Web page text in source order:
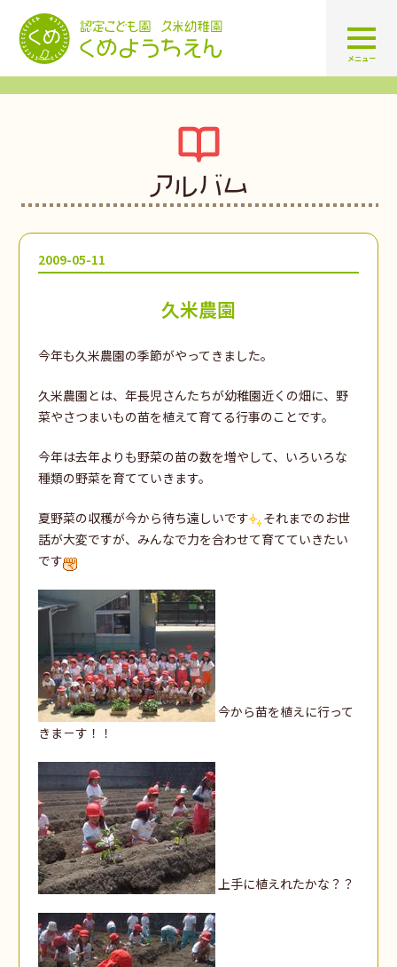
認定こども園 学校法人久米幼
メニュー
アルバム
2009-05-11
久米農園
今年も久米農園の季節がやってきました。
久米農園とは、年長児さんたちが幼稚園近くの畑に、野
菜やさつまいもの苗を植えて育てる行事のことです。
今年は去年よりも野菜の苗の数を増やして、いろいろな
種類の野菜を育てていきます。
夏野菜の収穫が今から待ち遠しいです
それまでのお世
話が大変ですが、みんなで力を合わせて育てていきたい
です
今から苗を植えに行って
きま－す！！
上手に植えれたかな？？